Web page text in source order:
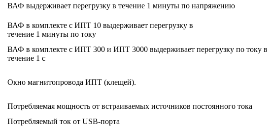
ВАФ выдерживает перегрузку в течение 1 минуты по напряжению
ВАФ в комплекте с ИПТ 10 выдерживает перегрузку в
течение 1 минуты по току
ВАФ в комплекте с ИПТ 300 и ИПТ 3000 выдерживает перегрузку по току в
течение 1 с
Окно магнитопровода ИПТ (клещей).
Потребляемая мощность от встраиваемых источников постоянного тока
Потребляемый ток от USB-порта